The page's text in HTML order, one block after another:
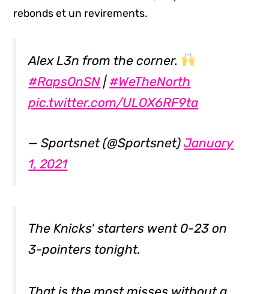
rebonds et un revirements.
Alex L3n from the corner.
#RapsOnSN | #WeTheNorth
pic.twitter.com/ULOX6RF9ta
— Sportsnet (@Sportsnet)January
1, 2021
The Knicks' starters went 0-23 on
3-pointers tonight.